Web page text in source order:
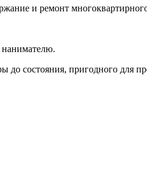
и ремонт
нанимателю.
до состояния, пригодного для